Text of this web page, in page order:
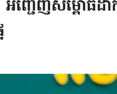
ជើញសម្ពោធដាក់